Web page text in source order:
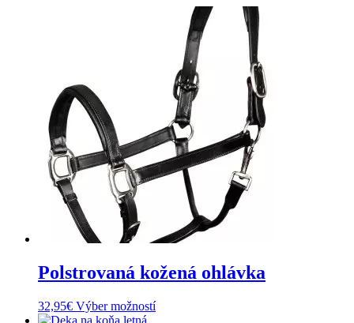
Polstrovaná kožená ohlávka
32,95€ Výber možnostíTento